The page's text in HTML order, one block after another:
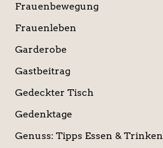
Frauenbewegung
Frauenleben
Garderobe
Gastbeitrag
Gedeckter Tisch
Gedenktage
Genuss: Tipps Essen & Trinken